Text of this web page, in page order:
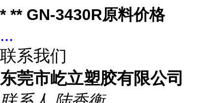
* ** GN-3430R原料价格
...
联系我们
东莞市屹立塑胶有限公司